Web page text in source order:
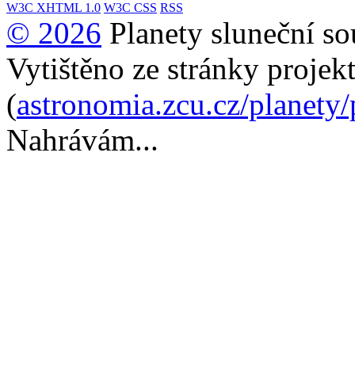
W3C XHTML 1.0 W3C CSS RSS
© 2026 Planety sluneční
Vytištěno ze stránky
(astronomia.zcu.cz/
Nahrávám...